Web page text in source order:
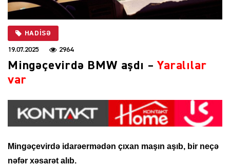
HADISƏ
19.07.2025 2964
Mingəçevirdə BMW aşdı – Yaralılar
var
Mingəçevirdə idarəermədən çıxan maşın aşıb, bir neçə
nəfər xəsarət alıb.